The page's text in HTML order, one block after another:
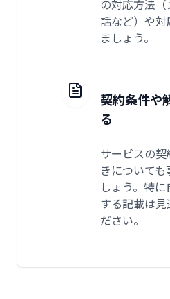
の対応方法
話など）や
ましょう。
契約条件や
る
サービスの
きについて
しょう。特
する記載は
ださい。